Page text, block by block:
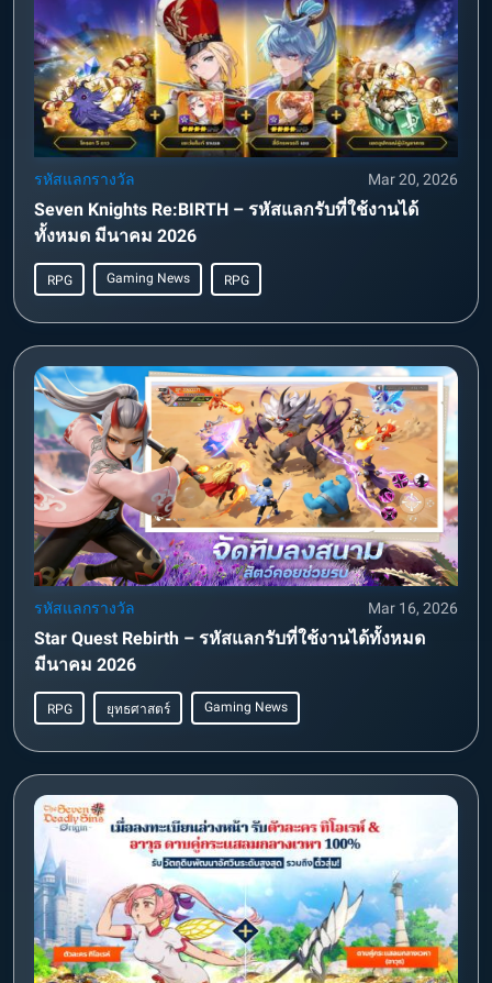
รหัสแลกรางวัล Mar 20, 2026
Seven Knights Re:BIRTH – รหัสแลกรับที่ใช้งานได้
ทั้งหมด มีนาคม 2026
RPG Gaming News RPG
รหัสแลกรางวัล Mar 16, 2026
Star Quest Rebirth – รหัสแลกรับที่ใช้งานได้ทั้งหมด
มีนาคม 2026
RPG ยุทธศาสตร์ Gaming News